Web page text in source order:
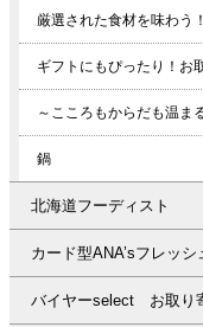
厳選された食材を味わう
ギフトにもぴったり！お
～こころもからだも温ま
鍋
北海道フーディスト
カード型ANA’sフレッ
バイヤーselect お取り